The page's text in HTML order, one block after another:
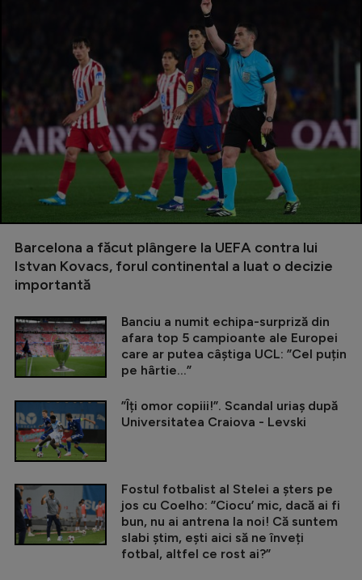
Barcelona a făcut plângere la UEFA contra lui
Istvan Kovacs, forul continental a luat o decizie
importantă
Banciu a numit echipa-surpriză din
afara top 5 campioante ale Europei
care ar putea câștiga UCL: ”Cel puțin
pe hârtie...”
”Îți omor copiii!”. Scandal uriaș după
Universitatea Craiova - Levski
Fostul fotbalist al Stelei a șters pe
jos cu Coelho: ”Ciocu’ mic, dacă ai fi
bun, nu ai antrena la noi! Că suntem
slabi știm, ești aici să ne înveți
fotbal, altfel ce rost ai?”